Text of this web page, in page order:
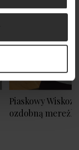
Piaskowy
ozdobną